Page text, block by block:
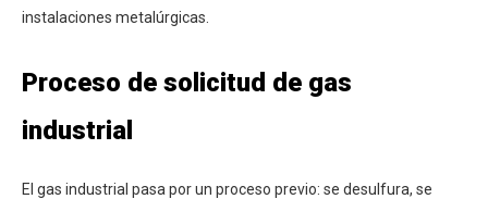
instalaciones metalúrgicas.
Proceso de solicitud de gas
industrial
El gas industrial pasa por un proceso previo: se desulfura, se